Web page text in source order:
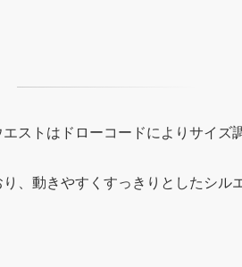
ストはドローコードによりサイズ
、動きやすくすっきりとしたシル